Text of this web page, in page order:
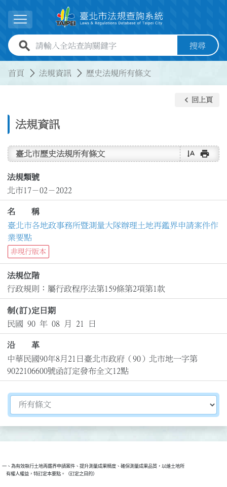
展開選單
全站查詢關鍵字欄位 搜尋
首頁 法規資訊 歷史法規所有條文
法規資訊
keyboard_arrow_left 回上頁
臺北市歷史法規所有條文 text_rotate_vertical print
法規類號
北市17－02－2022
名 稱
臺北市各地政事務所暨測量大隊辦理土地再鑑界申請案件作
業要點
非現行版本
法規位階
行政規則：屬行政程序法第159條第2項第1款
制(訂)定日期
民國 90 年 08 月 21 日
沿 革
中華民國90年8月21日臺北市政府（90）北市地一字第
9022106600號函訂定發布全文12點
切換選擇法規資訊內容
一、為有效執行土地再鑑界申請案件、提升測量成果精度、確保測量成果品質，以維土地所